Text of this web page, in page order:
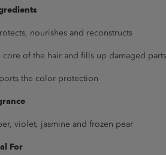
nourishes and reconstructs
of the hair and fills up damaged parts
the color protection
violet, jasmine and frozen pear
For